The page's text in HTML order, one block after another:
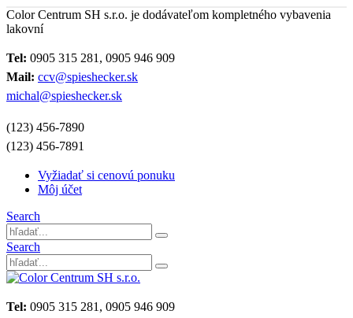
Color Centrum SH s.r.o. je dodávateľom kompletného vybavenia
lakovní
Tel: 0905 315 281, 0905 946 909
Mail: ccv@spieshecker.sk
michal@spieshecker.sk
(123) 456-7890
(123) 456-7891
Vyžiadať si cenovú ponuku
Môj účet
Search
Search
Tel: 0905 315 281, 0905 946 909